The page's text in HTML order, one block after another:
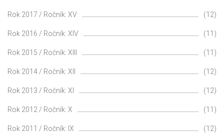
Rok 2017 / Ročník: XV (12)
Rok 2016 / Ročník: XIV (11)
Rok 2015 / Ročník: XIII (11)
Rok 2014 / Ročník: XII (12)
Rok 2013 / Ročník: XI (12)
Rok 2012 / Ročník: X (11)
Rok 2011 / Ročník: IX (12)